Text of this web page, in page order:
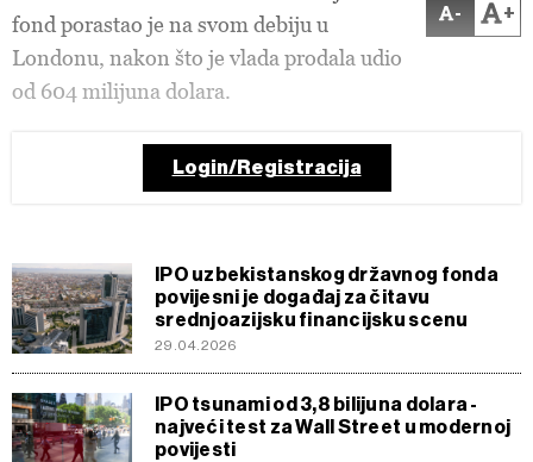
- +
fond porastao je na svom debiju u
Londonu, nakon što je vlada prodala udio
od 604 milijuna dolara.
Login/Registracija
IPO uzbekistanskog državnog fonda
povijesni je događaj za čitavu
srednjoazijsku financijsku scenu
29.04.2026
IPO tsunami od 3,8 bilijuna dolara -
najveći test za Wall Street u modernoj
povijesti